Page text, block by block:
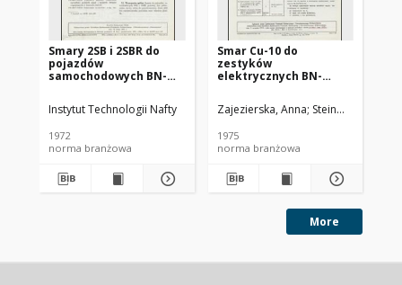
Smary 2SB i 2SBR do
pojazdów
samochodowych BN-
Instytut Technologii Nafty
1972
norma branżowa
Smar Cu-10 do
zestyków
elektrycznych BN-
Zajezierska, Anna Steinmec,
1975
norma branżowa
More